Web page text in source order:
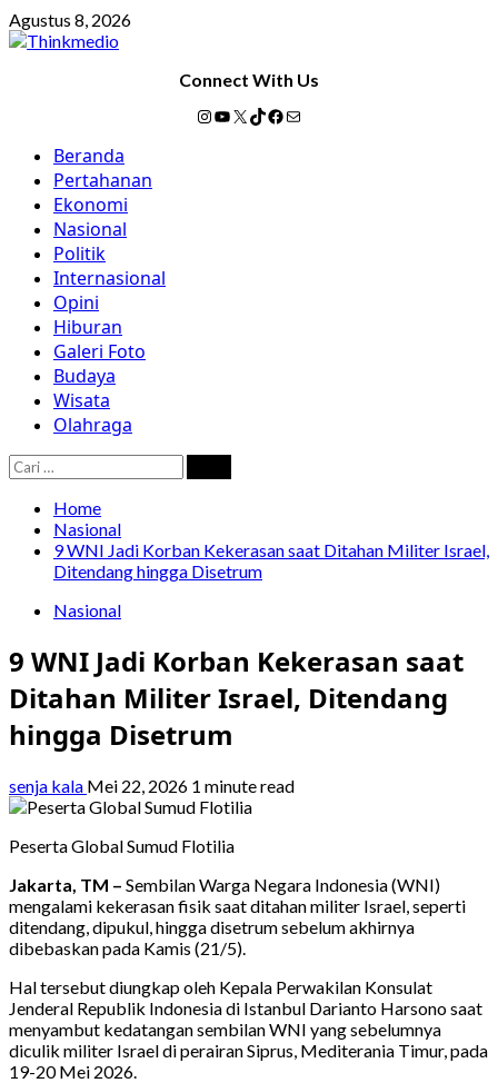
Skip
to
Agustus 8, 2026
Connect With Us
Instagram
YouTube
X TikTok
Facebook
Mail
Primary
Menu
Beranda
Pertahanan
Ekonomi
Nasional
Politik
Internasional
Opini
Hiburan
Galeri Foto
Budaya
Wisata
Olahraga
Cari
untuk:
Home
Nasional
9 WNI Jadi Korban Kekerasan saat Ditahan Militer Israel,
Ditendang hingga Disetrum
Nasional
9 WNI Jadi Korban Kekerasan saat
Ditahan Militer Israel, Ditendang
hingga Disetrum
senja kala Mei 22, 2026 1 minute read
Peserta Global Sumud Flotilia
Jakarta, TM – Sembilan Warga Negara Indonesia (WNI)
mengalami kekerasan fisik saat ditahan militer Israel, seperti
ditendang, dipukul, hingga disetrum sebelum akhirnya
dibebaskan pada Kamis (21/5).
Hal tersebut diungkap oleh Kepala Perwakilan Konsulat
Jenderal Republik Indonesia di Istanbul Darianto Harsono saat
menyambut kedatangan sembilan WNI yang sebelumnya
diculik militer Israel di perairan Siprus, Mediterania Timur, pada
19-20 Mei 2026.